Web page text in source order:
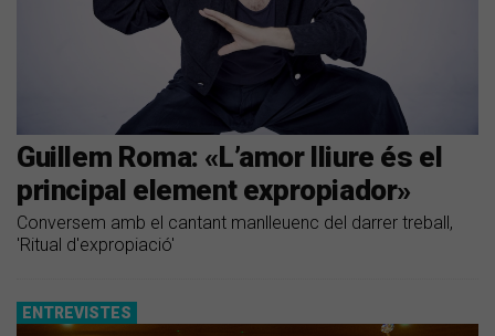
Guillem Roma: «L’amor lliure és el
principal element expropiador»
Conversem amb el cantant manlleuenc del darrer treball,
'Ritual d'expropiació'
ENTREVISTES